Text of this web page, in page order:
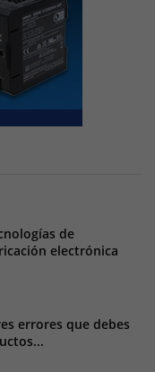
de
electrónica
errores que debes